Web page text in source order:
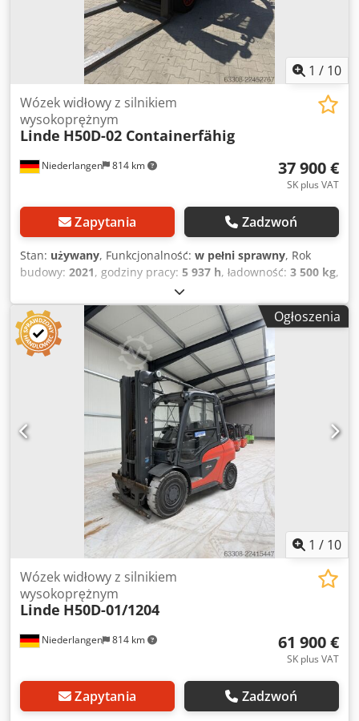
reflektor roboczy tył, reflektor roboczy przód, ogrzewanie,
pełna kabina, certyfikat CE, wycieraczka szyb,
1 / 10
Niederlangen 814 km
Wózek widłowy z silnikiem
wysokoprężnym
Linde H50D-02 Containerfähig
37 900 €
SK plus VAT
Zapytania Zadzwoń
Stan: używany, Funkcjonalność: w pełni sprawny, Rok
budowy: 2021, godziny pracy: 5 937 h, ładowność: 3 500 kg,
4 040 mm
typ masztu:triplex, długość wideł:2 400 mm, typ napędu:
Diesel, Wózek widłowy z silnikiem Diesla Typ masztu:
Triplex Stan: Gotowy do pracy i w pełni sprawny Stan
techniczny: dobry Dwedpozqhu Ujfx Adkoa Przesuw
boczny, pozycjoner wideł, 3. zawór hydrauliczny, 4. zawór
hydrauliczny, ogrzewanie, filtr cząstek stałych (DPF), pełna
Ogłoszenia
1 / 10
Niederlangen 814 km
Wózek widłowy z silnikiem
wysokoprężnym
Linde H50D-01/1204
61 900 €
SK plus VAT
Zapytania Zadzwoń